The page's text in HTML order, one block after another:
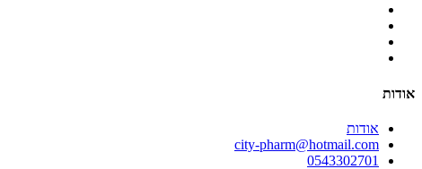
אודות
אודות
city-pharm@hotmail.com
0543302701